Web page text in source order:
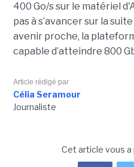
400 Go/s sur le matériel
pas à s’avancer sur la
avenir proche, la
capable d’atteindre 800
Article rédigé par
Célia Seramour
Journaliste
Cet article vous a